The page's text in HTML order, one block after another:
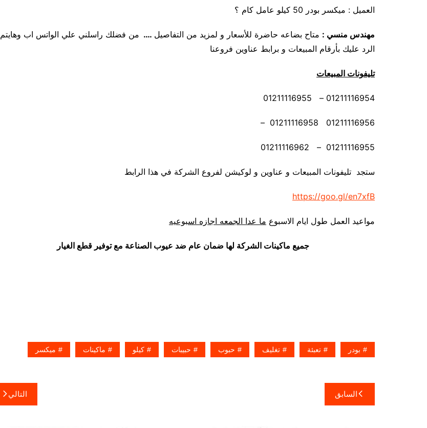
العميل : ميكسر بودر 50 كيلو عامل كام ؟
مهندس منسي : متاح بضاعه حاضرة للأسعار و لمزيد من التفاصيل …. من فضلك راسلني علي الواتس اب وهايتم
الرد عليك بأرقام المبيعات و برابط عناوين فروعنا
تليفونات المبيعات
01211116954 – 01211116955
01211116956 01211116958 –
01211116955 – 01211116962
ستجد تليفونات المبيعات و عناوين و لوكيشن لفروع الشركة في هذا الرابط
https://goo.gl/en7xfB
مواعيد العمل طول ايام الاسبوع ما عدا الجمعه اجازه اسبوعيه
جميع ماكينات الشركة لها ضمان عام ضد عيوب الصناعة مع توفير قطع الغيار
بودر تعبئة تغليف حبوب حبيبات كيلو ماكينات ميكسر
تصفّح
المقالات
السابق التالي